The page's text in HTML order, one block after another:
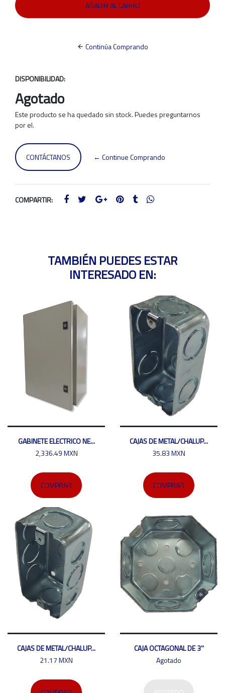
Continúa Comprando
DISPONIBILIDAD:
Agotado
Este producto se ha quedado sin stock. Puedes preguntarnos
por el.
CONTÁCTANOS ← Continue Comprando
COMPARTIR:
TAMBIÉN PUEDES ESTAR
INTERESADO EN:
GABINETE ELECTRICO NE...
2,336.49 MXN
COMPRAR
CAJAS DE METAL/CHALUP...
35.83 MXN
COMPRAR
CAJAS DE METAL/CHALUP...
21.17 MXN
CAJA OCTAGONAL DE 3''
Agotado